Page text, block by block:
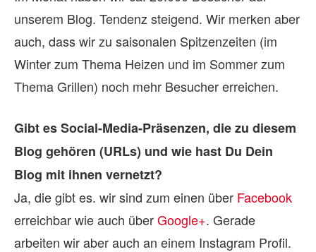
unserem Blog. Tendenz steigend. Wir merken aber
auch, dass wir zu saisonalen Spitzenzeiten (im
Winter zum Thema Heizen und im Sommer zum
Thema Grillen) noch mehr Besucher erreichen.
Gibt es Social-Media-Präsenzen, die zu die­sem
Blog ge­hö­ren (URLs) und wie hast Du Dein
Blog mit ih­nen ver­netzt?
Ja, die gibt es. wir sind zum einen über Facebook
erreichbar wie auch überGoogle+. Gerade
arbeiten wir aber auch an einem Instagram Profil.